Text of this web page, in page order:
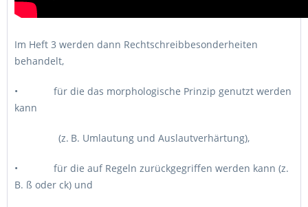
Im Heft 3 werden dann Rechtschreibbesonderheiten
behandelt,
• für die das morphologische Prinzip genutzt werden
kann
(z. B. Umlautung und Auslautverhärtung),
• für die auf Regeln zurückgegriffen werden kann (z.
B. ß oder ck) und